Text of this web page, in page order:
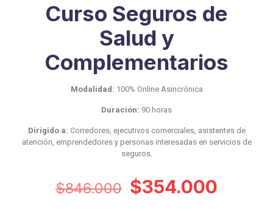
Curso Seguros de
Salud y
Complementarios
Modalidad: 100% Online Asincrónica
Duración: 90 horas
Dirigido a: Corredores, ejecutivos comerciales, asistentes de
atención, emprendedores y personas interesadas en servicios de
seguros.
$846.000 El
$354.000